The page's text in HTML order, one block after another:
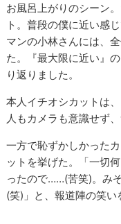
お風呂上がりのシーン
ト。普段の僕に近い感
マンの小林さんには、
た。『最大限に近い』
り返りました。
本人イチオシカットは
人もカメラも意識せず
一方で恥ずかしかった
ットを挙げた。「一切
ったので……(苦笑)。み
(笑)」と、報道陣の笑い